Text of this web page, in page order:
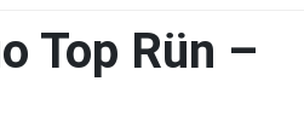
Top Rün –